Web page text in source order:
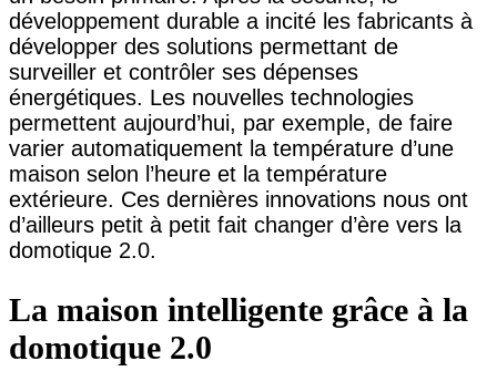
développement durable a incité les fabricants à
développer des solutions permettant de
surveiller et contrôler ses dépenses
énergétiques. Les nouvelles technologies
permettent aujourd’hui, par exemple, de faire
varier automatiquement la température d’une
maison selon l’heure et la température
extérieure. Ces dernières innovations nous ont
d’ailleurs petit à petit fait changer d’ère vers la
domotique 2.0.
La maison intelligente grâce à la
domotique 2.0